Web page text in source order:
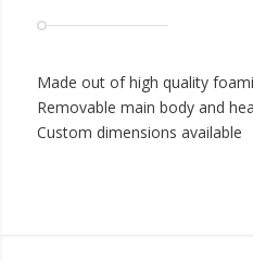
Made out of high quality
Removable main body and
Custom dimensions available